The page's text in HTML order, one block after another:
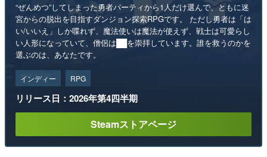
“ぜんめつ”してしまった勇者パーティから1人だけ選んで、ともに迷
宮からの脱出を目指すダンジョン探索RPGです。 ただし勇者は「は
い/いいえ」しか喋れず、魔法使いは魔法が使えず、戦士は可愛らし
い人形になっていて、僧侶は██を崇拝しています。誰を救うのかを
選ぶのは、あなたです。
インディー RPG
リリース日：2026年第4四半期
Steamストアページ